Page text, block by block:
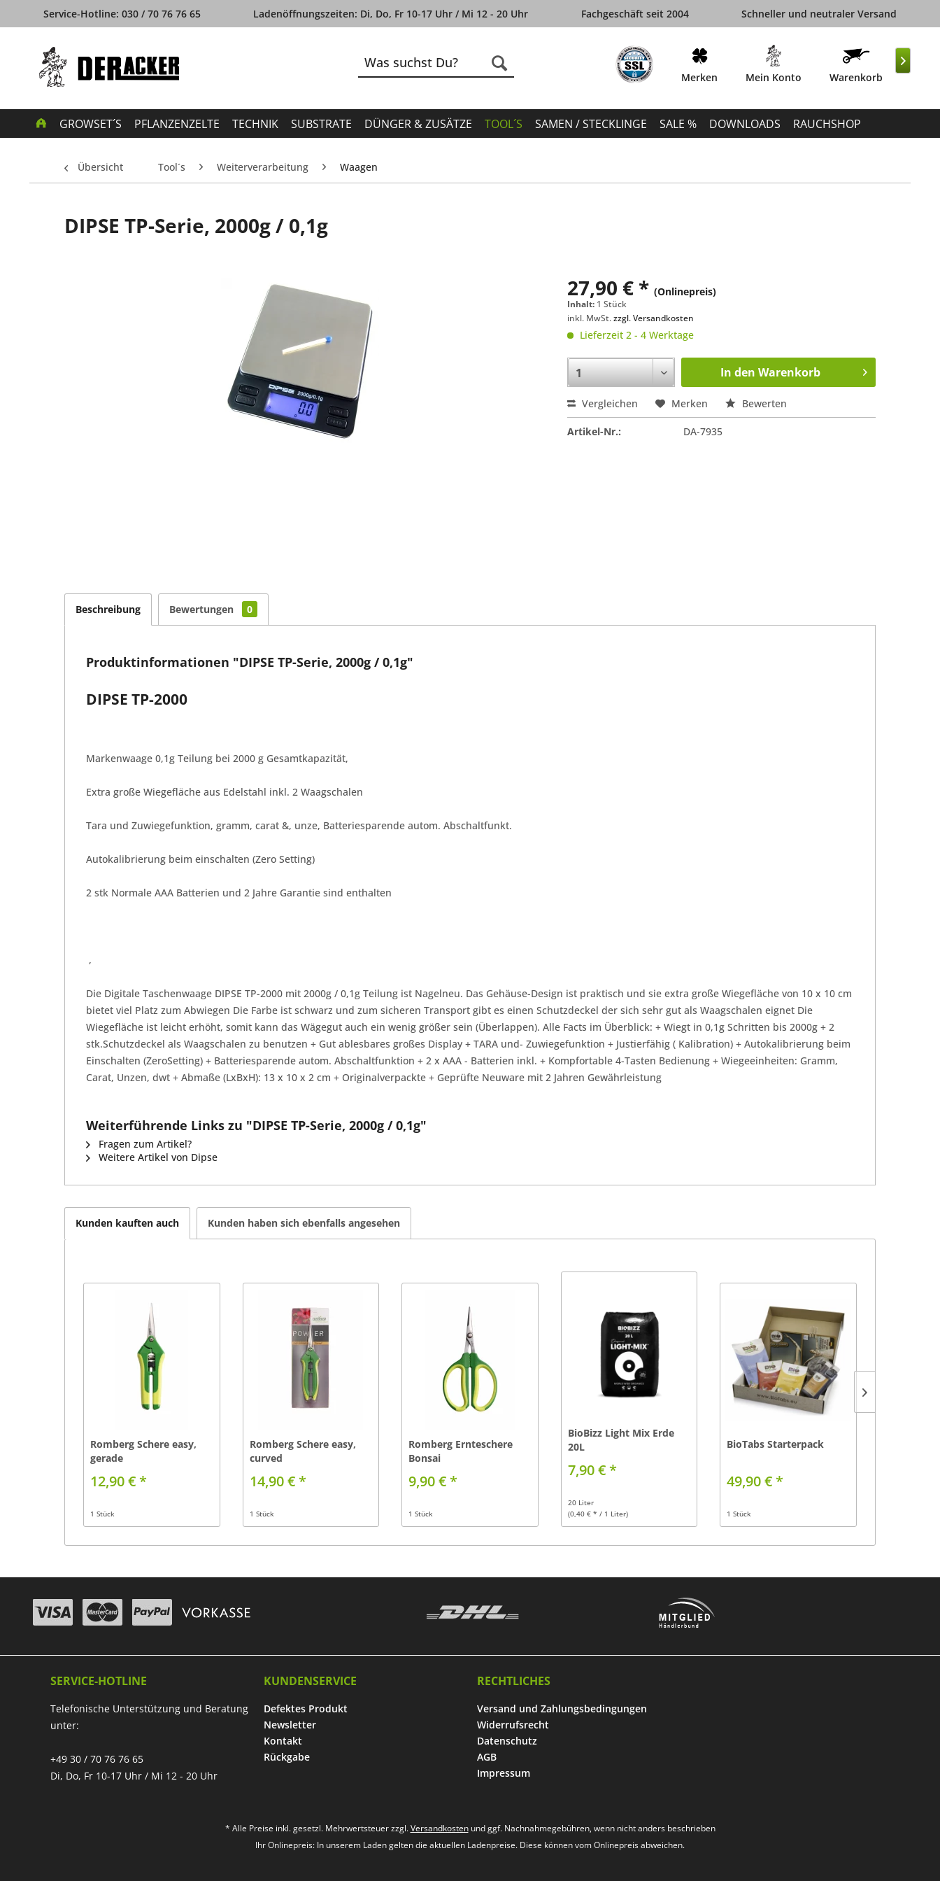
Service-Hotline: 030 / 70 76 76 65 Ladenöffnungszeiten: Di, Do, Fr 10-17 Uhr / Mi 12 - 20 Uhr Fachgeschäft seit 2004 Schneller und neutraler Versand
Merken Mein Konto Warenkorb
GROWSET´S PFLANZENZELTE TECHNIK SUBSTRATE DÜNGER & ZUSÄTZE TOOL´S SAMEN / STECKLINGE SALE % DOWNLOADS RAUCHSHOP

Übersicht Tool´s Weiterverarbeitung Waagen
DIPSE TP-Serie, 2000g / 0,1g
27,90 € *(Onlinepreis)
Inhalt: 1 Stück
inkl. MwSt.zzgl. Versandkosten
Lieferzeit 2 - 4 Werktage
In den Warenkorb
Vergleichen Merken Bewerten
Artikel-Nr.: DA-7935
Beschreibung Bewertungen 0
Produktinformationen "DIPSE TP-Serie, 2000g / 0,1g"
DIPSE TP-2000
Markenwaage 0,1g Teilung bei 2000 g Gesamtkapazität,
Extra große Wiegefläche aus Edelstahl inkl. 2 Waagschalen
Tara und Zuwiegefunktion, gramm, carat &, unze, Batteriesparende autom. Abschaltfunkt.
Autokalibrierung beim einschalten (Zero Setting)
2 stk Normale AAA Batterien und 2 Jahre Garantie sind enthalten
,
Die Digitale Taschenwaage DIPSE TP-2000 mit 2000g / 0,1g Teilung ist Nagelneu. Das Gehäuse-Design ist praktisch und sie extra große Wiegefläche von 10 x 10 cm
bietet viel Platz zum Abwiegen Die Farbe ist schwarz und zum sicheren Transport gibt es einen Schutzdeckel der sich sehr gut als Waagschalen eignet Die
Wiegefläche ist leicht erhöht, somit kann das Wägegut auch ein wenig größer sein (Überlappen). Alle Facts im Überblick: + Wiegt in 0,1g Schritten bis 2000g + 2
stk.Schutzdeckel als Waagschalen zu benutzen + Gut ablesbares großes Display + TARA und- Zuwiegefunktion + Justierfähig ( Kalibration) + Autokalibrierung beim
Einschalten (ZeroSetting) + Batteriesparende autom. Abschaltfunktion + 2 x AAA - Batterien inkl. + Kompfortable 4-Tasten Bedienung + Wiegeeinheiten: Gramm,
Carat, Unzen, dwt + Abmaße (LxBxH): 13 x 10 x 2 cm + Originalverpackte + Geprüfte Neuware mit 2 Jahren Gewährleistung
Weiterführende Links zu "DIPSE TP-Serie, 2000g / 0,1g"
Fragen zum Artikel?
Weitere Artikel von Dipse
Kunden kauften auch Kunden haben sich ebenfalls angesehen
Romberg Schere easy,
gerade
12,90 € *
1 Stück
Romberg Schere easy,
curved
14,90 € *
1 Stück
Romberg Ernteschere
Bonsai
9,90 € *
1 Stück
BioBizz Light Mix Erde
20L
7,90 € *
20 Liter
(0,40 € * / 1 Liter)
BioTabs Starterpack
49,90 € *
1 Stück
SERVICE-HOTLINE
Telefonische Unterstützung und Beratung
unter:
+49 30 / 70 76 76 65
Di, Do, Fr 10-17 Uhr / Mi 12 - 20 Uhr
KUNDENSERVICE
Defektes Produkt
Newsletter
Kontakt
Rückgabe
RECHTLICHES
Versand und Zahlungsbedingungen
Widerrufsrecht
Datenschutz
AGB
Impressum
* Alle Preise inkl. gesetzl. Mehrwertsteuer zzgl.Versandkostenund ggf. Nachnahmegebühren, wenn nicht anders beschrieben
Ihr Onlinepreis: In unserem Laden gelten die aktuellen Ladenpreise. Diese können vom Onlinepreis abweichen.